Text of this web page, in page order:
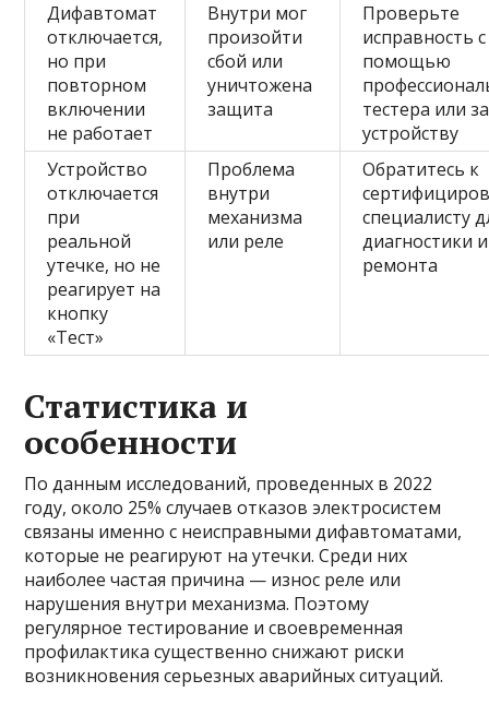
Дифавтомат
отключается,
но при
повторном
включении
не работает
Внутри мог
произойти
сбой или
уничтожена
защита
Проверьте
исправность с
помощью
тестера или
устройству
Устройство
отключается
при
реальной
утечке, но не
реагирует на
кнопку
«Тест»
Проблема
внутри
механизма
или реле
Обратитесь к
специалисту
диагностики и
ремонта
Статистика и
особенности
По данным исследований, проведенных в 2022
году, около 25% случаев отказов электросистем
связаны именно с неисправными дифавтоматами,
которые не реагируют на утечки. Среди них
наиболее частая причина — износ реле или
нарушения внутри механизма. Поэтому
регулярное тестирование и своевременная
профилактика существенно снижают риски
возникновения серьезных аварийных ситуаций.